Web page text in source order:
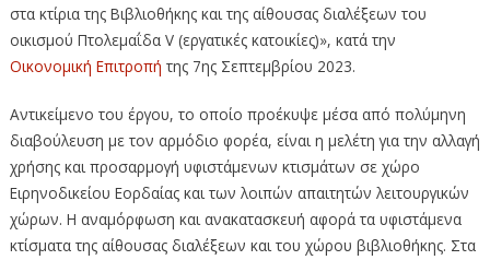
στα κτίρια της Βιβλιοθήκης και της αίθουσας διαλέξεων του
οικισμού Πτολεμαΐδα V (εργατικές κατοικίες)», κατά την
Οικονομική Επιτροπή της 7ης Σεπτεμβρίου 2023.
Αντικείμενο του έργου, το οποίο προέκυψε μέσα από πολύμηνη
διαβούλευση με τον αρμόδιο φορέα, είναι η μελέτη για την αλλαγή
χρήσης και προσαρμογή υφιστάμενων κτισμάτων σε χώρο
Ειρηνοδικείου Εορδαίας και των λοιπών απαιτητών λειτουργικών
χώρων. Η αναμόρφωση και ανακατασκευή αφορά τα υφιστάμενα
κτίσματα της αίθουσας διαλέξεων και του χώρου βιβλιοθήκης. Στα